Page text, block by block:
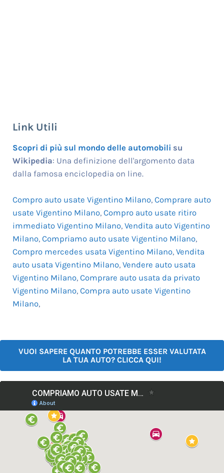
Link Utili
Scopri di più sul mondo delle automobili su
Wikipedia: Una definizione dell'argomento data
dalla famosa enciclopedia on line.
Compro auto usate Vigentino Milano, Comprare auto
usate Vigentino Milano, Compro auto usate ritiro
immediato Vigentino Milano, Vendita auto Vigentino
Milano, Compriamo auto usate Vigentino Milano,
Compro mercedes usata Vigentino Milano, Vendita
auto usata Vigentino Milano, Vendere auto usata
Vigentino Milano, Comprare auto usata da privato
Vigentino Milano, Compra auto usate Vigentino
Milano,
VUOI SAPERE QUANTO POTREBBE ESSER VALUTATA
LA TUA AUTO? CLICCA QUI!